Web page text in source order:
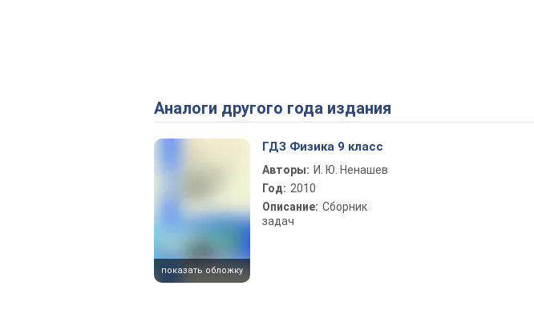
Аналоги другого года издания
показать обложку
ГДЗ Физика 9 класс
Авторы: И. Ю. Ненашев
Год: 2010
Описание: Сборник
задач